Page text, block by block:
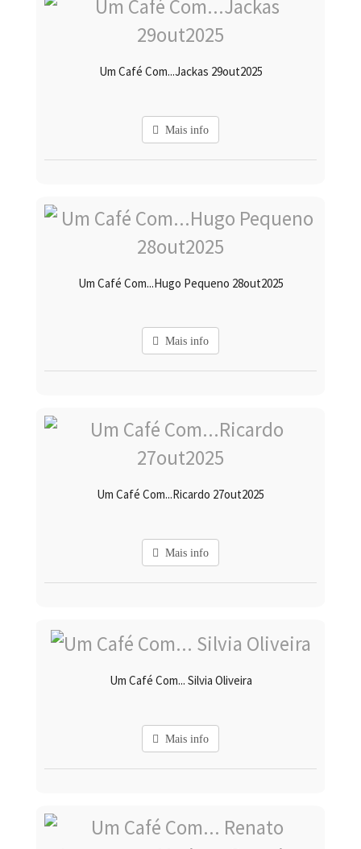
Um Café Com...Jackas 29out2025
Mais info
Um Café Com...Hugo Pequeno 28out2025
Mais info
Um Café Com...Ricardo 27out2025
Mais info
Um Café Com... Silvia Oliveira
Mais info